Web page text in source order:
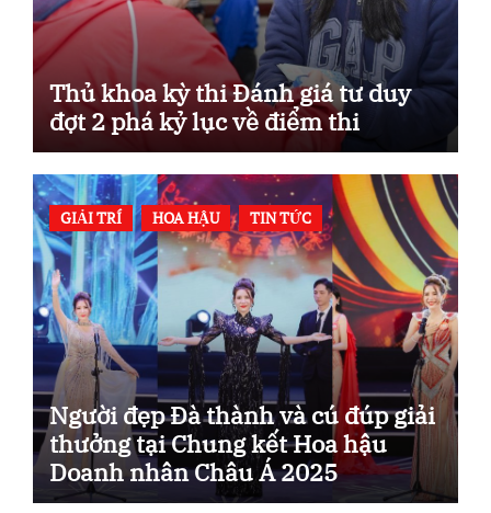
Thủ khoa kỳ thi Đánh giá tư duy
đợt 2 phá kỷ lục về điểm thi
GIẢI TRÍ HOA HẬU TIN TỨC
Người đẹp Đà thành và cú đúp giải
thưởng tại Chung kết Hoa hậu
Doanh nhân Châu Á 2025